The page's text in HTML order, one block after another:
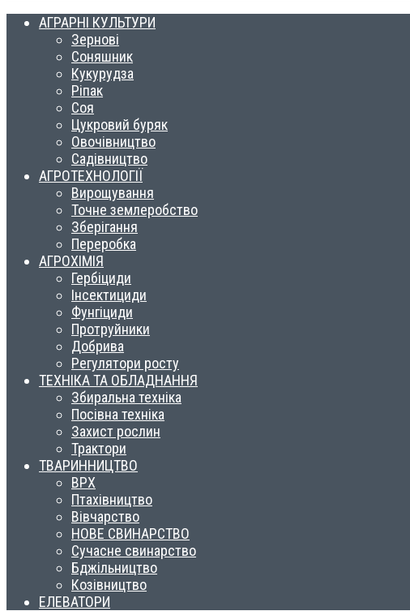
АГРАРНІ КУЛЬТУРИ
Зернові
Соняшник
Кукурудза
Ріпак
Соя
Цукровий буряк
Овочівництво
Садівництво
АГРОТЕХНОЛОГІЇ
Вирощування
Точне землеробство
Зберігання
Переробка
АГРОХІМІЯ
Гербіциди
Інсектициди
Фунгіциди
Протруйники
Добрива
Регулятори росту
ТЕХНІКА ТА ОБЛАДНАННЯ
Збиральна техніка
Посівна техніка
Захист рослин
Трактори
ТВАРИННИЦТВО
ВРХ
Птахівництво
Вівчарство
НОВЕ СВИНАРСТВО
Сучасне свинарство
Бджільництво
Козівництво
ЕЛЕВАТОРИ